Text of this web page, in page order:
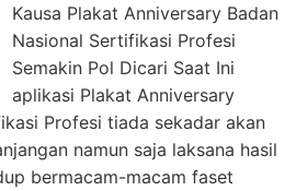
Kausa Plakat Anniversary Badan
Nasional Sertifikasi Profesi
Semakin Pol Dicari Saat Ini
aplikasi Plakat Anniversary
Profesi tiada sekadar akan
namun saja laksana hasil
bermacam-macam faset